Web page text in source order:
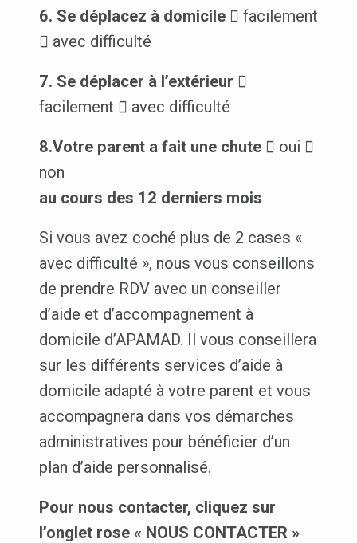
6. Se déplacez à domicile facilement
 avec difficulté
7. Se déplacer à l’extérieur 
facilement  avec difficulté
8.Votre parent a fait une chute oui 
non
au cours des 12 derniers mois
Si vous avez coché plus de 2 cases «
avec difficulté », nous vous conseillons
de prendre RDV avec un conseiller
d’aide et d’accompagnement à
domicile d’APAMAD. Il vous conseillera
sur les différents services d’aide à
domicile adapté à votre parent et vous
accompagnera dans vos démarches
administratives pour bénéficier d’un
plan d’aide personnalisé.
Pour nous contacter, cliquez sur
l’onglet rose « NOUS CONTACTER »